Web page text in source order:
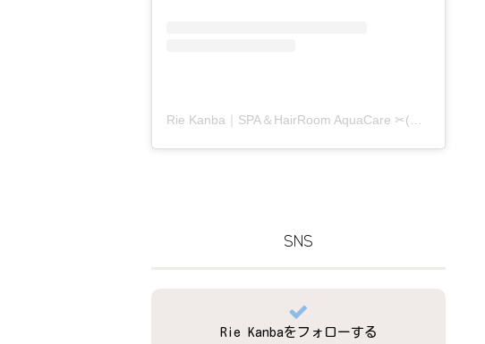
SNS
Rie Kanbaをフォローする